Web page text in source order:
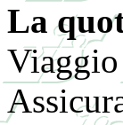
La